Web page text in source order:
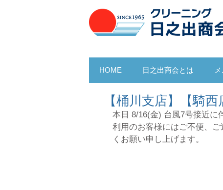
HOME 日之出商会とは
【桶川支店】【騎
本日 8/16(金) 台風7号接近に
利用のお客様にはご不便、
くお願い申し上げます。